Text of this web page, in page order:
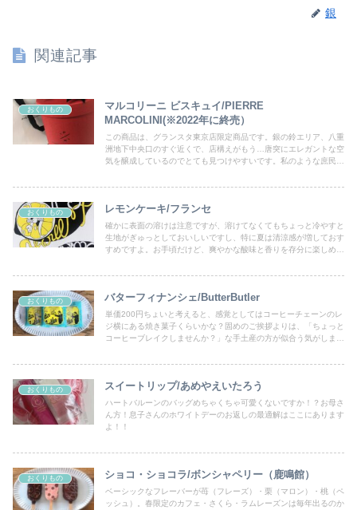
銀
関連記事
おくりもの
マルコリーニ ビスキュイ/PIERRE
MARCOLINI(※2022年に終売）
この商品は、グランスタ東京店限定商品です。銀の鈴エリア、八重
洲地下中央口のすぐ近くで、店構えがもう…唐突にエレガントな空
気を醸成しているのでとても見つけやすいです。私のような庶民は
おくりもの レモンケーキ/フランセ
確かに表面の溶けは注意ですが、溶けてなくてもちょっと冷やすと
生地がぎゅっとしておいしいですし、特に夏は清涼感が増しておす
すめですよ。お手頃だけど、爽やかな酸味と香りを存分に楽しめる
おくりもの バターフィナンシェ/ButterButler
単価200円ちょいと考えると、感覚としてはコーヒーチェーンのレ
ジ横にある焼き菓子くらいかな？固めのご挨拶よりは、「ちょっと
コーヒーブレイクしませんか？」な手土産の方が似合う気がしま
おくりもの スイートリップ/あめやえいたろう
ハートバルーンのバッグめちゃくちゃ可愛くないですか！？お母さ
ん方！息子さんのホワイトデーのお返しの最適解はここにあります
よ！！
おくりもの ショコ・ショコラ/ボンシャペリー（鹿鳴館）
ベーシックなフレーバーが苺（フレーズ）・栗（マロン）・桃（ペ
ッシュ）。春限定のカフェ・さくら・ラムレーズンは毎年出るのか